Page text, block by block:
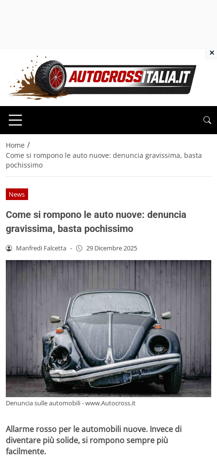
Home /
Come si rompono le auto nuove: denuncia gravissima, basta
pochissimo
News
Come si rompono le auto nuove: denuncia
gravissima, basta pochissimo
Manfredi Falcetta - 29 Dicembre 2025
Denuncia sulle automobili - www.Autocross.it
Allarme rosso per le automobili nuove. Invece di
diventare più solide, si rompono sempre più
facilmente.
×